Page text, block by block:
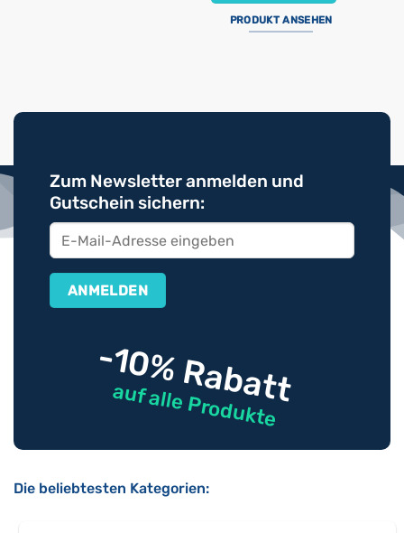
PRODUKT ANSEHEN
Zum Newsletter anmelden und
Gutschein sichern:
-10% Rabatt
auf alle Produkte
Die beliebtesten Kategorien: